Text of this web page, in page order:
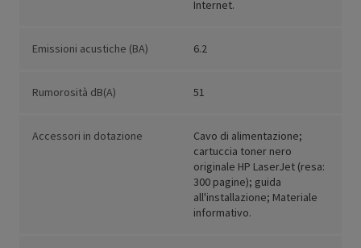
Internet.
Emissioni acustiche (BA) 6.2
Rumorosità dB(A) 51
Accessori in dotazione
Cavo di alimentazione;
cartuccia toner nero
originale HP LaserJet (resa:
300 pagine); guida
all'installazione; Materiale
informativo.